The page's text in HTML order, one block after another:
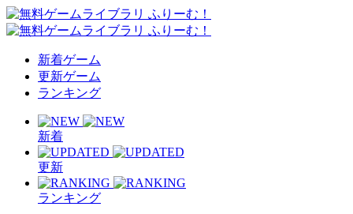
新着ゲーム
更新ゲーム
ランキング
新着
更新
ランキング